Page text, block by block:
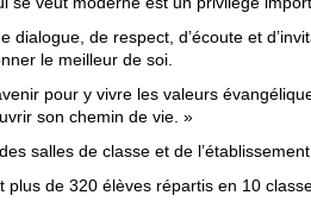
dialogue, de respect, d’écoute et
le meilleur de soi.
pour y vivre les valeurs
son chemin de vie. »
salles de classe et de
plus de 320 élèves répartis en 10